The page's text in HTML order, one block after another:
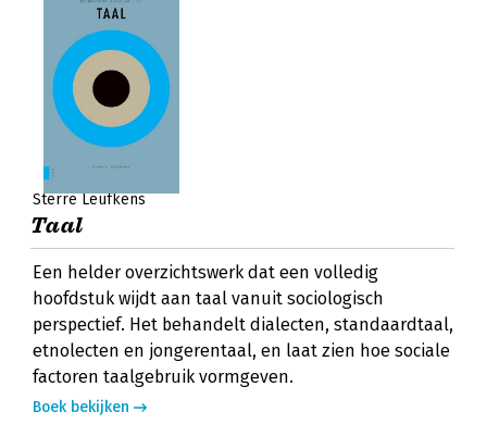
Sterre Leufkens
Taal
Een helder overzichtswerk dat een volledig
hoofdstuk wijdt aan taal vanuit sociologisch
perspectief. Het behandelt dialecten, standaardtaal,
etnolecten en jongerentaal, en laat zien hoe sociale
factoren taalgebruik vormgeven.
Boek bekijken